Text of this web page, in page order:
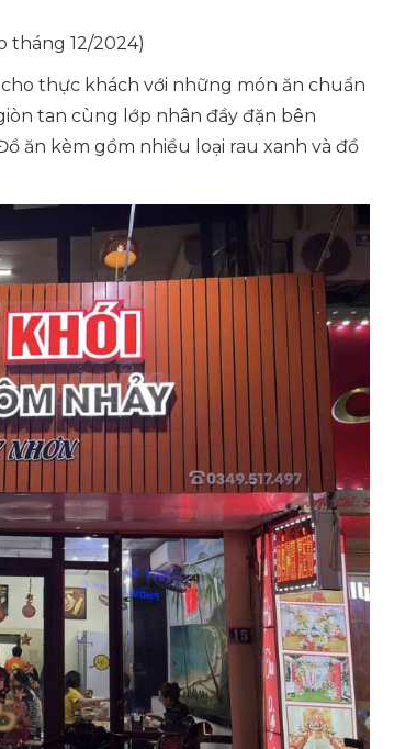
tháng 12/2024)
cho thực khách với những món ăn chuẩn
tan cùng lớp nhân đầy đặn bên
ăn kèm gồm nhiều loại rau xanh và đồ